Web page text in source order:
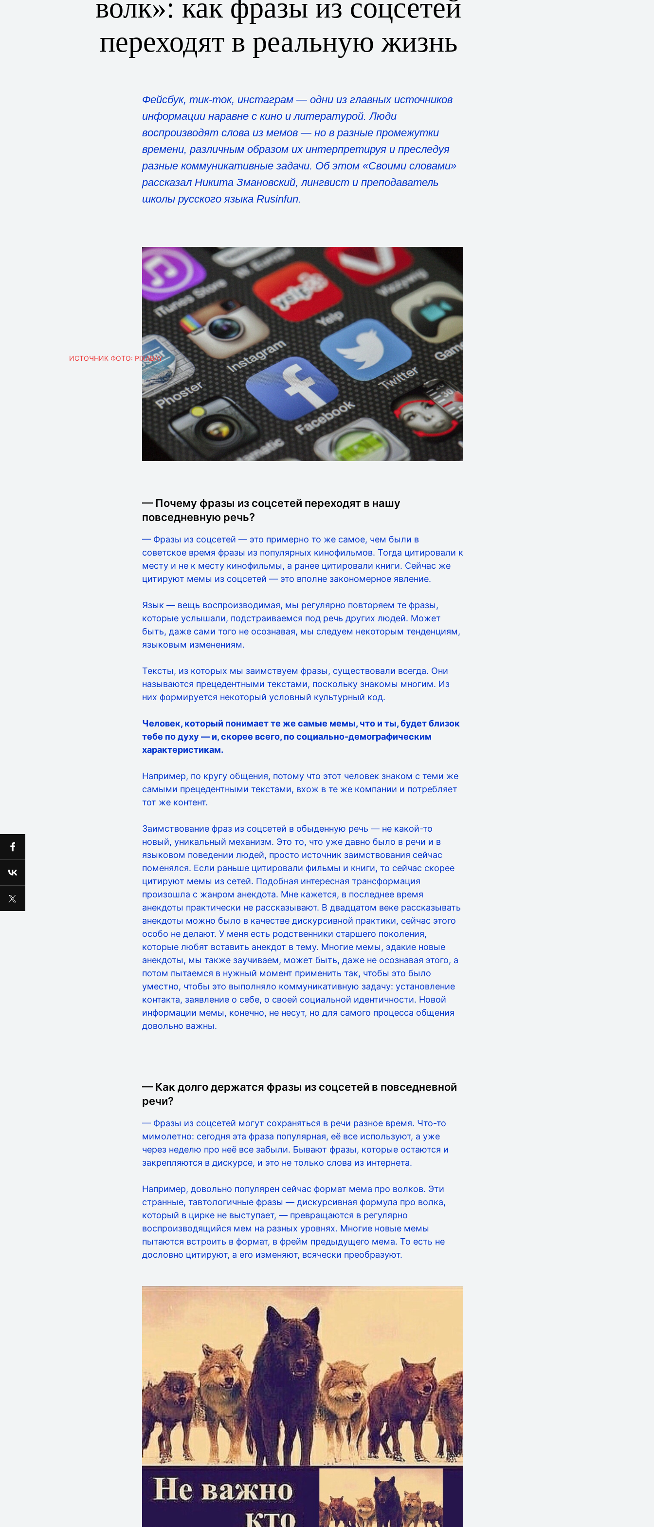
волк»: как фразы из соцсетей
переходят в реальную жизнь
Фейсбук, тик-ток, инстаграм — одни из главных источников
информации наравне с кино и литературой. Люди
воспроизводят слова из мемов — но в разные промежутки
времени, различным образом их интерпретируя и преследуя
разные коммуникативные задачи. Об этом «Своими словами»
рассказал Никита Змановский, лингвист и преподаватель
школы русского языка Rusinfun.
ИСТОЧНИК ФОТО: PIXABAY
— Почему фразы из соцсетей переходят в нашу
повседневную речь?
— Фразы из соцсетей — это примерно то же самое, чем были в
советское время фразы из популярных кинофильмов. Тогда цитировали к
месту и не к месту кинофильмы, а ранее цитировали книги. Сейчас же
цитируют мемы из соцсетей — это вполне закономерное явление.
Язык — вещь воспроизводимая, мы регулярно повторяем те фразы,
которые услышали, подстраиваемся под речь других людей. Может
быть, даже сами того не осознавая, мы следуем некоторым тенденциям,
языковым изменениям.
Тексты, из которых мы заимствуем фразы, существовали всегда. Они
называются прецедентными текстами, поскольку знакомы многим. Из
них формируется некоторый условный культурный код.
Человек, который понимает те же самые мемы, что и ты, будет близок
тебе по духу — и, скорее всего, по социально-демографическим
характеристикам.
Например, по кругу общения, потому что этот человек знаком с теми же
самыми прецедентными текстами, вхож в те же компании и потребляет
тот же контент.
Заимствование фраз из соцсетей в обыденную речь — не какой-то
новый, уникальный механизм. Это то, что уже давно было в речи и в
языковом поведении людей, просто источник заимствования сейчас
поменялся. Если раньше цитировали фильмы и книги, то сейчас скорее
цитируют мемы из сетей. Подобная интересная трансформация
произошла с жанром анекдота. Мне кажется, в последнее время
анекдоты практически не рассказывают. В двадцатом веке рассказывать
анекдоты можно было в качестве дискурсивной практики, сейчас этого
особо не делают. У меня есть родственники старшего поколения,
которые любят вставить анекдот в тему. Многие мемы, эдакие новые
анекдоты, мы также заучиваем, может быть, даже не осознавая этого, а
потом пытаемся в нужный момент применить так, чтобы это было
уместно, чтобы это выполняло коммуникативную задачу: установление
контакта, заявление о себе, о своей социальной идентичности. Новой
информации мемы, конечно, не несут, но для самого процесса общения
довольно важны.
— Как долго держатся фразы из соцсетей в повседневной
речи?
— Фразы из соцсетей могут сохраняться в речи разное время. Что-то
мимолетно: сегодня эта фраза популярная, её все используют, а уже
через неделю про неё все забыли. Бывают фразы, которые остаются и
закрепляются в дискурсе, и это не только слова из интернета.
Например, довольно популярен сейчас формат мема про волков. Эти
странные, тавтологичные фразы — дискурсивная формула про волка,
который в цирке не выступает, — превращаются в регулярно
воспроизводящийся мем на разных уровнях. Многие новые мемы
пытаются встроить в формат, в фрейм предыдущего мема. То есть не
дословно цитируют, а его изменяют, всячески преобразуют.